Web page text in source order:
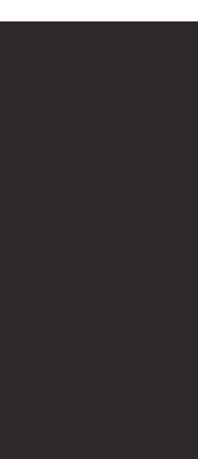
oder Informationen zu